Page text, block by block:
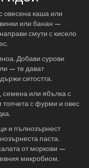
овесена каша или
или банан —
смути с кисело
Добави сурови
— те дават
ситостта.
семена или ябълка с
с фурми и овес
и пълнозърнест
паста.
от моркови —
микробиом.